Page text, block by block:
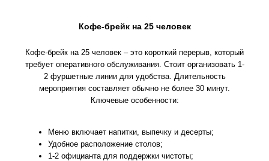
Кофе-брейк на 25 человек
Кофе-брейк на 25 человек – это короткий перерыв, который
требует оперативного обслуживания. Стоит организовать 1-
2 фуршетные линии для удобства. Длительность
мероприятия составляет обычно не более 30 минут.
Ключевые особенности:
Меню включает напитки, выпечку и десерты;
Удобное расположение столов;
1-2 официанта для поддержки чистоты;